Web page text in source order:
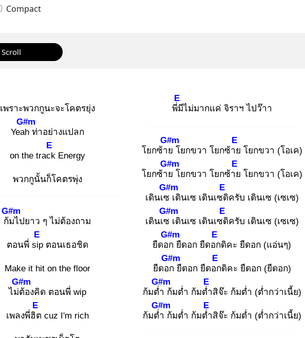
Compact
Scroll
เพราะพวกกูนะจะโคตรยุ่ง
Yeah
G#m
ท่าอย่างแปลก
on the track
E
Energy
พวกกูนั้นก็โคตรพุ่ง
ก้ม
G#m
ไปยาว ๆ ไม่ต้องถาม
ตอนพี่ sip
E
ตอนเธอชิด
Make it hit on the floor
ไม่ต้
G#m
องคิด ตอนพี่ wip
เพลงพี่ฮิต
E
cuz I'm rich
พี่มี
E
ไม่มากแค่ จิราฯ ไปว๊าา
โยกซ้าย
G#m
โยกขวา โยกซ้าย
E
โยกขวา (โอเค)
โยกซ้าย
G#m
โยกขวา โยกซ้าย
E
โยกขวา (โอเค)
เดินเซ
G#m
เดินเซ เดินเซดิ
E
ครับ เดินเซ (เซเซ)
เดินเซ
G#m
เดินเซ เดินเซดิ
E
ครับ เดินเซ (เซเซ)
ยืดอก
G#m
ยืดอก ยืดอก
E
ดิคะ ยืดอก (แอ่นๆ)
ยืดอก
G#m
ยืดอก ยืดอก
E
ดิคะ ยืดอก (ยืดอก)
ก้มต่ำ
G#m
ก้มต่ำ ก้มต่ำ
E
สิจ๊ะ ก้มต่ำ (ต่ำกว่าเนี้ย)
ก้มต่ำ
G#m
ก้มต่ำ ก้มต่ำ
E
สิจ๊ะ ก้มต่ำ (ต่ำกว่าเนี้ย)